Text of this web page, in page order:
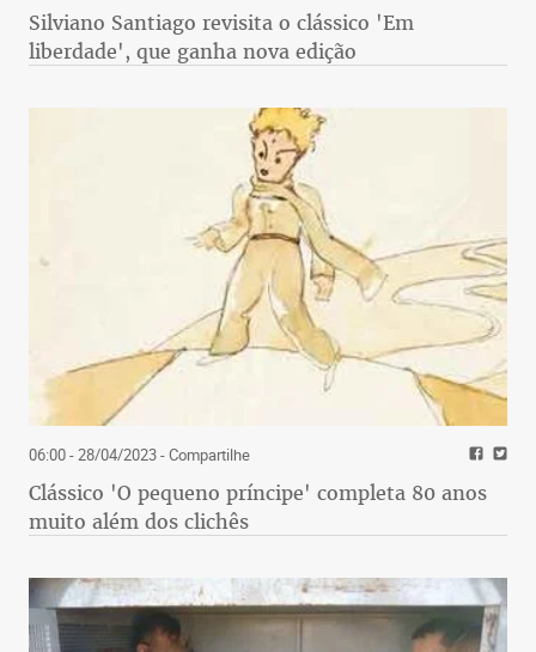
Silviano Santiago revisita o clássico 'Em
liberdade', que ganha nova edição
06:00 - 28/04/2023- Compartilhe
Clássico 'O pequeno príncipe' completa 80 anos
muito além dos clichês